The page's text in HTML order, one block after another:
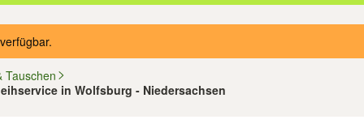
Tauschen
in Wolfsburg - Niedersachsen